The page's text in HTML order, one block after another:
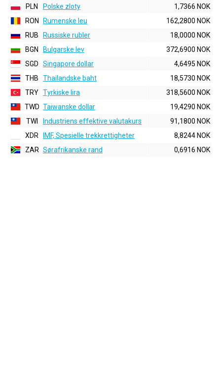
PLN
Polske zloty
1,7366 NOK
RON
Rumenske leu
162,2800 NOK
RUB
Russiske rubler
18,0000 NOK
BGN
Bulgarske lev
372,6900 NOK
SGD
Singapore dollar
4,6495 NOK
THB
Thailandske baht
18,5730 NOK
TRY Tyrkiske lira
318,5600 NOK
TWD Taiwanske dollar
19,4290 NOK
TWI
Industriens effektive valutakurs
91,1800 NOK
XDR
IMF, Spesielle trekkrettigheter
8,8244 NOK
ZAR Sørafrikanske rand 0,6916 NOK